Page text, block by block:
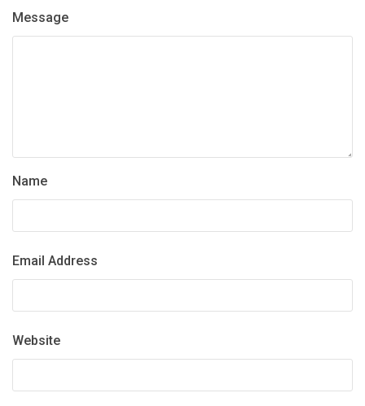
Message
Name
Email Address
Website